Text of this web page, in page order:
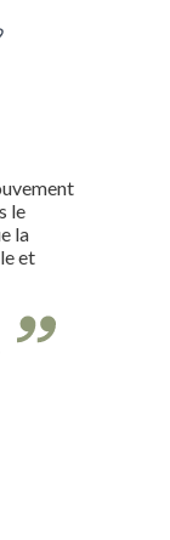
le
la
et